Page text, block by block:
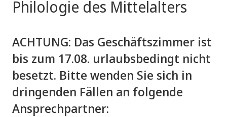
Philologie des Mittelalters
ACHTUNG: Das Geschäftszimmer ist
bis zum 17.08. urlaubsbedingt nicht
besetzt. Bitte wenden Sie sich in
dringenden Fällen an folgende
Ansprechpartner: